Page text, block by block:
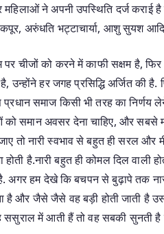
महिलाओं ने अपनी उपस्थिति दर्ज कराई
कपूर, अरुंधति भट्टाचार्या, आशु सुयश
चीजों को करने में काफी सक्षम है,
हर जगह प्रसिद्धि अर्जित की
प्रधान समाज किसी भी तरह का
को समान अवसर देना चाहिए, और सबसे
तो नारी स्वभाव से बहुत ही सरल
है.नारी बहुत ही कोमल दिल वाली
अगर हम देखे कि बचपन से बुढ़ापे तक
है और जैसे जैसे वह बड़ी होती जाती है
ससुराल में आती हैं तो वह सबकी सुनती